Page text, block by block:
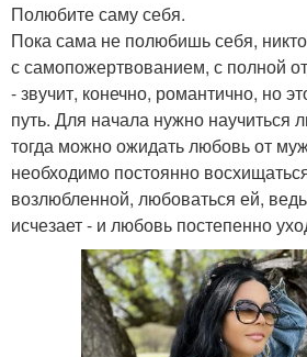
Полюбите саму себя.
Пока сама не полюбишь себя,
с самопожертвованием, с полной
- звучит, конечно, романтично, но
путь. Для начала нужно научиться
тогда можно ожидать любовь от
необходимо постоянно
возлюбленной, любоваться ей, ведь
исчезает - и любовь постепенно